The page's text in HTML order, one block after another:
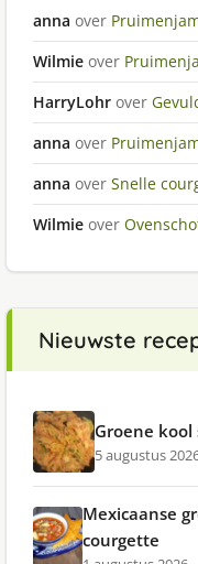
anna over
Wilmie over
HarryLohr over
anna over
anna over Snelle
Wilmie over
Nieuwste
Groene
5 augustus
Mexicaanse
courgette